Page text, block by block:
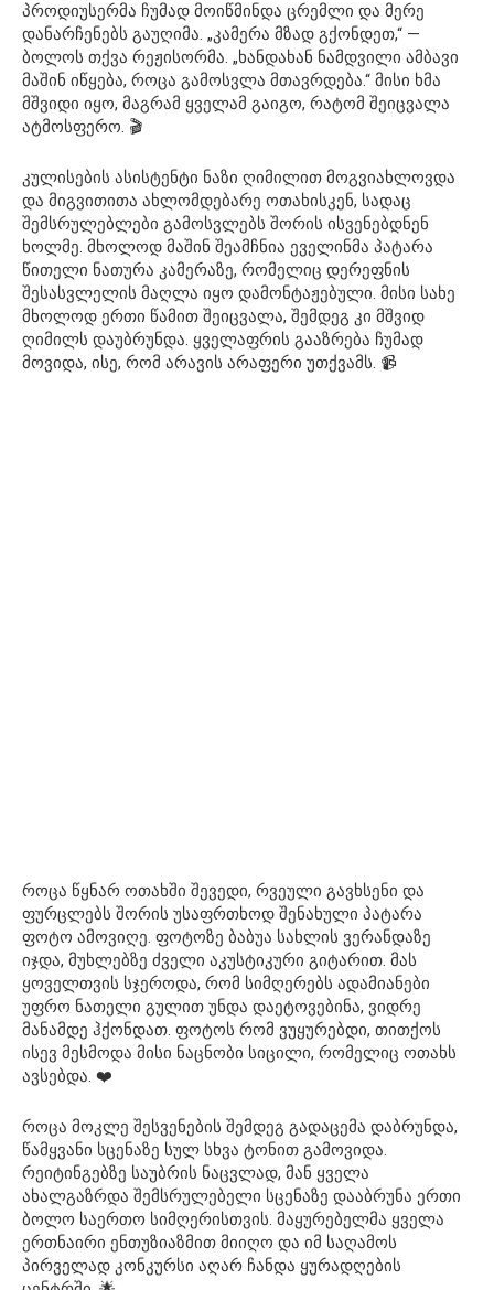
პროდიუსერმა ჩუმად მოიწმინდა ცრემლი და მერე
დანარჩენებს გაუღიმა. „კამერა მზად გქონდეთ,“ —
ბოლოს თქვა რეჟისორმა. „ხანდახან ნამდვილი ამბავი
მაშინ იწყება, როცა გამოსვლა მთავრდება.“ მისი ხმა
მშვიდი იყო, მაგრამ ყველამ გაიგო, რატომ შეიცვალა
ატმოსფერო. 🎬
კულისების ასისტენტი ნაზი ღიმილით მოგვიახლოვდა
და მიგვითითა ახლომდებარე ოთახისკენ, სადაც
შემსრულებლები გამოსვლებს შორის ისვენებდნენ
ხოლმე. მხოლოდ მაშინ შეამჩნია ეველინმა პატარა
წითელი ნათურა კამერაზე, რომელიც დერეფნის
შესასვლელის მაღლა იყო დამონტაჟებული. მისი სახე
მხოლოდ ერთი წამით შეიცვალა, შემდეგ კი მშვიდ
ღიმილს დაუბრუნდა. ყველაფრის გააზრება ჩუმად
მოვიდა, ისე, რომ არავის არაფერი უთქვამს. 📹
როცა წყნარ ოთახში შევედი, რვეული გავხსენი და
ფურცლებს შორის უსაფრთხოდ შენახული პატარა
ფოტო ამოვიღე. ფოტოზე ბაბუა სახლის ვერანდაზე
იჯდა, მუხლებზე ძველი აკუსტიკური გიტარით. მას
ყოველთვის სჯეროდა, რომ სიმღერებს ადამიანები
უფრო ნათელი გულით უნდა დაეტოვებინა, ვიდრე
მანამდე ჰქონდათ. ფოტოს რომ ვუყურებდი, თითქოს
ისევ მესმოდა მისი ნაცნობი სიცილი, რომელიც ოთახს
ავსებდა. ❤️
როცა მოკლე შესვენების შემდეგ გადაცემა დაბრუნდა,
წამყვანი სცენაზე სულ სხვა ტონით გამოვიდა.
რეიტინგებზე საუბრის ნაცვლად, მან ყველა
ახალგაზრდა შემსრულებელი სცენაზე დააბრუნა ერთი
ბოლო საერთო სიმღერისთვის. მაყურებელმა ყველა
ერთნაირი ენთუზიაზმით მიიღო და იმ საღამოს
პირველად კონკურსი აღარ ჩანდა ყურადღების